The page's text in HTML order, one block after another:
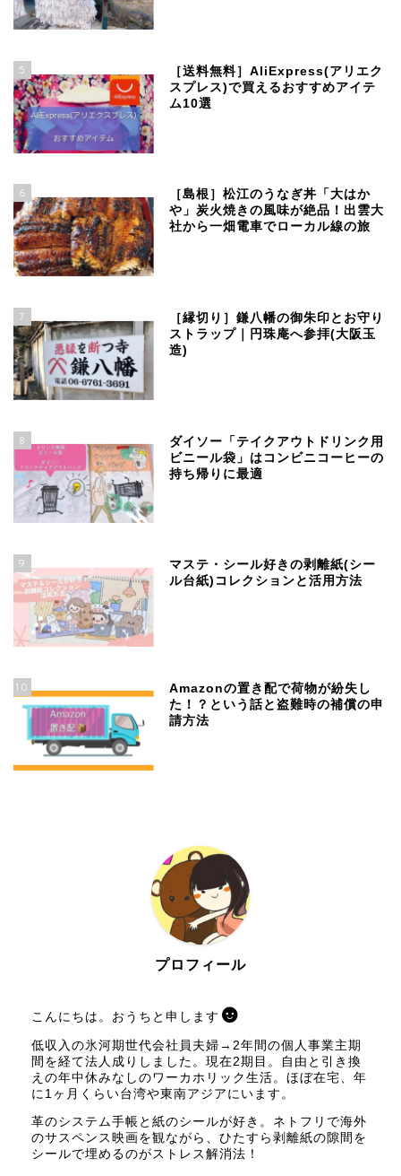
5
［送料無料］AliExpress(アリエク
スプレス)で買えるおすすめアイテ
ム10選
6
［島根］松江のうなぎ丼「大はか
や」炭火焼きの風味が絶品！出雲大
社から一畑電車でローカル線の旅
7
［縁切り］鎌八幡の御朱印とお守り
ストラップ｜円珠庵へ参拝(大阪玉
造)
8
ダイソー「テイクアウトドリンク用
ビニール袋」はコンビニコーヒーの
持ち帰りに最適
9
マステ・シール好きの剥離紙(シー
ル台紙)コレクションと活用方法
10
Amazonの置き配で荷物が紛失し
た！？という話と盗難時の補償の申
請方法
プロフィール
こんにちは。おうちと申します
低収入の氷河期世代会社員夫婦→2年間の個人事業主期
間を経て法人成りしました。現在2期目。自由と引き換
えの年中休みなしのワーカホリック生活。ほぼ在宅、年
に1ヶ月くらい台湾や東南アジアにいます。
革のシステム手帳と紙のシールが好き。ネトフリで海外
のサスペンス映画を観ながら、ひたすら剥離紙の隙間を
シールで埋めるのがストレス解消法！